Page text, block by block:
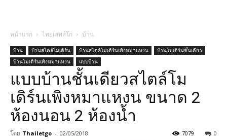
หน้าแรก ไทยเลทส์โก บ้าน
บ้าน บ้านสไตล์โมเดิร์น บ้านสไตล์โมเดิร์นเพิงหมาแหงน
บ้านโมเดิร์นชั้นเดียว
บ้านโมเดิร์นเพิงหมาแหงน
แบบบ้าน
แบบบ้านชั้นเดียวสไตล์โม
เดิร์นเพิงหมาแหงน ขนาด 2
ห้องนอน 2 ห้องน้ำ
โดย Thailetgo - 02/05/2018 0
7079